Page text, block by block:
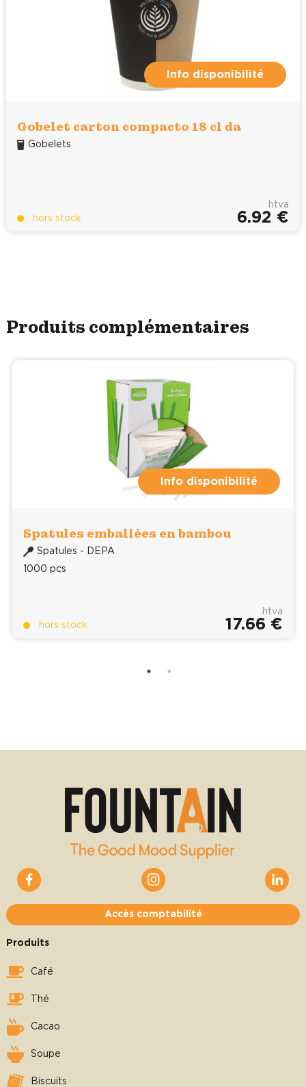
Info disponibilité
Gobelet carton compacto 18 cl da
Gobelets
hors stock
htva
6.92 €
Produits complémentaires
Info disponibilité
Spatules emballées en bambou
Spatules - DEPA
1000 pcs
hors stock
htva
17.66 €
Accès comptabilité
Produits
Café
Thé
Cacao
Soupe
Biscuits